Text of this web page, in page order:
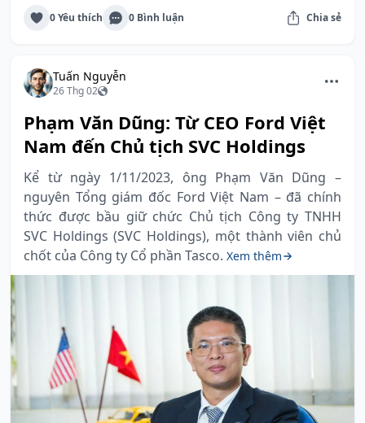
0 Yêu thích 0 Bình luận Chia sẻ
Tuấn Nguyễn
26 Thg 02
Phạm Văn Dũng: Từ CEO Ford Việt
Nam đến Chủ tịch SVC Holdings
Kể từ ngày 1/11/2023, ông Phạm Văn Dũng –
nguyên Tổng giám đốc Ford Việt Nam – đã chính
thức được bầu giữ chức Chủ tịch Công ty TNHH
SVC Holdings (SVC Holdings), một thành viên chủ
chốt của Công ty Cổ phần Tasco. Xem thêm